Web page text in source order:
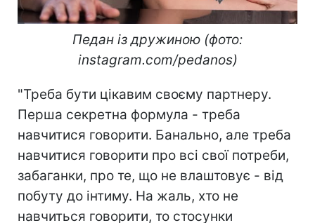
Педан із дружиною (фото:
іnstagram.com/pedanos)
"Треба бути цікавим своєму партнеру.
Перша секретна формула - треба
навчитися говорити. Банально, але треба
навчитися говорити про всі свої потреби,
забаганки, про те, що не влаштовує - від
побуту до інтиму. На жаль, хто не
навчиться говорити, то стосунки